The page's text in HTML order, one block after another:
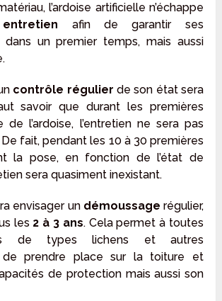
l’ardoise artificielle n’échappe
entretien afin de garantir ses
dans un premier temps, mais aussi
contrôle régulier de son état sera
savoir que durant les premières
l’ardoise, l’entretien ne sera pas
fait, pendant les 10 à 30 premières
la pose, en fonction de l’état de
sera quasiment inexistant.
envisager un démoussage régulier,
les 2 à 3 ans. Cela permet à toutes
de types lichens et autres
de prendre place sur la toiture et
de protection mais aussi son